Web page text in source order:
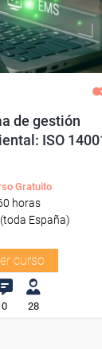
Sector
Química.
de gestión
ISO
Gratuito
horas
España)
curso
0 28